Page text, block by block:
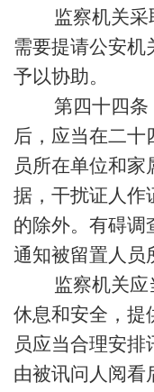
监察机关
需要提请公安机
予以协助。
第四十四
后，应当在二十
员所在单位和
据，干扰证人作
的除外。有碍调
通知被留置人员
监察机关应
休息和安全，提
员应当合理安
由被讯问人阅看